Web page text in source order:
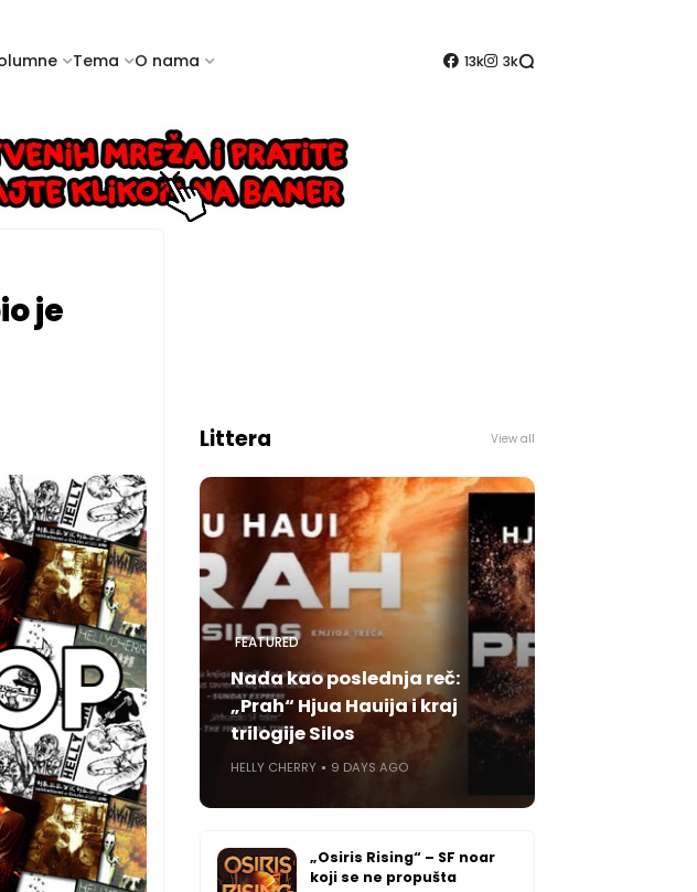
Tema O nama 13k 3k
je
Littera View all
FEATURED
Nada kao poslednja reč:
„Prah“ Hjua Hauija i kraj
trilogije Silos
HELLY CHERRY 9 DAYS AGO
„Osiris Rising“ – SF noar
koji se ne propušta